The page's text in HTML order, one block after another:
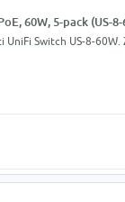
60W, 5-pack (US-8-
Switch US-8-60W.